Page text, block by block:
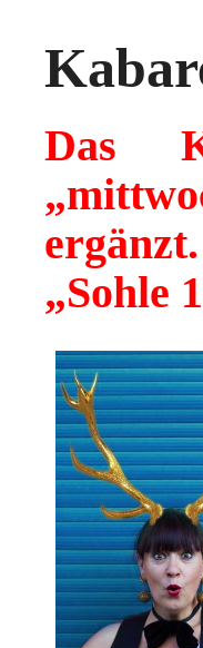
Das
„Sohle